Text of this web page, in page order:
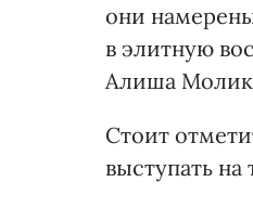
они
в элитную
Алиша
Стоит
выступать на